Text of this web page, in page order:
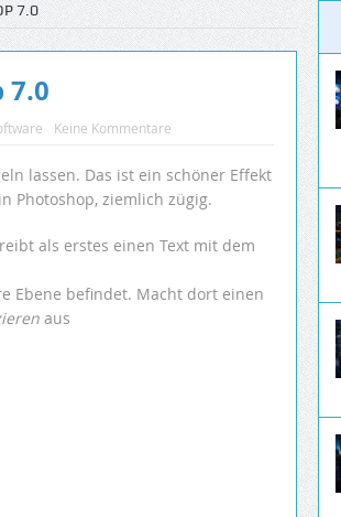
7.0
7.0
Keine Kommentare
lassen. Das ist ein schöner Effekt
Photoshop, ziemlich zügig.
als erstes einen Text mit dem
Ebene befindet. Macht dort einen
aus